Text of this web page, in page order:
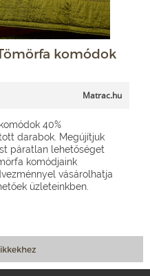
komódok
Matrac.hu
40%
darabok. Megújítjuk
páratlan lehetőséget
komódjaink
vásárolhatja
üzleteinkben.